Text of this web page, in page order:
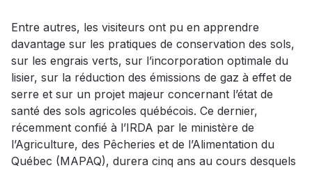
Entre autres, les visiteurs ont pu en apprendre
davantage sur les pratiques de conservation des sols,
sur les engrais verts, sur l’incorporation optimale du
lisier, sur la réduction des émissions de gaz à effet de
serre et sur un projet majeur concernant l’état de
santé des sols agricoles québécois. Ce dernier,
récemment confié à l’IRDA par le ministère de
l’Agriculture, des Pêcheries et de l’Alimentation du
Québec (MAPAQ), durera cinq ans au cours desquels